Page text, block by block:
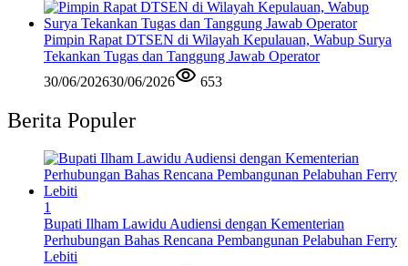
Pimpin Rapat DTSEN di Wilayah Kepulauan, Wabup Surya
Tekankan Tugas dan Tanggung Jawab Operator
30/06/202630/06/2026 653
Berita Populer
1
Bupati Ilham Lawidu Audiensi dengan Kementerian
Perhubungan Bahas Rencana Pembangunan Pelabuhan Ferry
Lebiti